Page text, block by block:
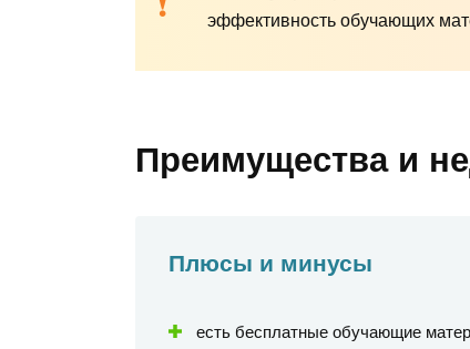
Практический вывод по
Как безопасно принимать
эффективность обучающих
Преимущества и
Плюсы и минусы
есть бесплатные обучающие